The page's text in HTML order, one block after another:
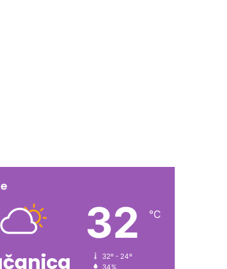
32 ℃
32º - 24º
34%